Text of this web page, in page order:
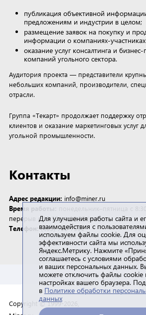
публикация объективной
предложениям и индустрии в целом;
размещение заявок на покупку и
информации о компаниях-
оказание услуг консалтинга и
компаний угольного сектора.
Аудитория проекта — представители
небольших компаний, производители,
отрасли.
Группа «Текарт» продолжает поддержку
клиентов и оказание маркетинговых услуг
угольной промышленности.
Контакты
Адрес редакции: info@miner.ru
Время работы:
перерыв с 12:30 до 13:30 (мск)
Телефон: (495) 790-7591
Copyright © 1999-2026,
Для улучшения работы сайта и
взаимодействия с
используем файлы cookie. Для
эффективности сайта мы
Яндекс.Метрику. Нажмите
соглашаетесь с условиями
и ваших персональных данных.
можете отключить файлы cookie
настройках вашего браузера.
в Политике обработки
данных